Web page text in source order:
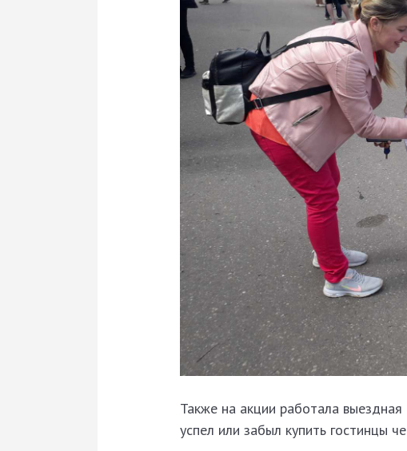
Также на акции работала
успел или забыл купить гостинцы